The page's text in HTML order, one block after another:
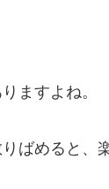
ますよね。
ばめると、